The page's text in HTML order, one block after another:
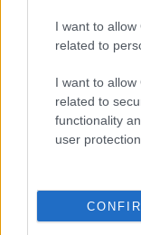
I want to
related to
I want to
related to
functionality
user protection.
Ίντερ
Παρί Σεν